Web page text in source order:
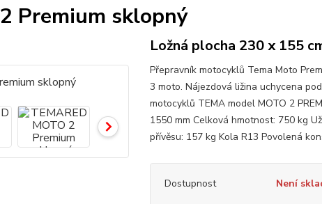
Premium sklopný
Ložná plocha 230 x 155
Přepravník motocyklů Tema Moto
3 moto. Nájezdová ližina uchycena
motocyklů TEMA model MOTO 2
1550 mm Celková hmotnost: 750 kg
přívěsu: 157 kg Kola R13 Povolená
Dostupnost Není